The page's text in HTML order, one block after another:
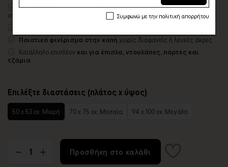
Αδιάβροχο, εύκαμπτο και λεπτό– δίνει την εντύπωση ζωγραφιάς
στον τοίχο
Ποιοτικό φινίρισμα στην κοπή χωρίς διαφανείς ή λευκές άκρες
Κατάλληλο επιπλέον και για έπιπλα, ντουλάπες, πόρτες και
τζάμια
Επιλέξτε διαστάσεις (πλάτος x ύψος)
50 x 53 εκ. Μικρή 70 x 75 εκ. Μεσαία 94 x 100 εκ. Μεγάλη
Προσθήκη στο καλάθι
Συμφωνώ με την πολιτική απορρήτου